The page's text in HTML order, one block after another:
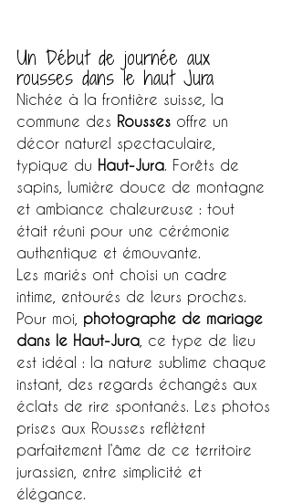
Un Début de journée aux
rousses dans le haut Jura
Nichée à la frontière suisse, la
commune des Rousses offre un
décor naturel spectaculaire,
typique du Haut-Jura. Forêts de
sapins, lumière douce de montagne
et ambiance chaleureuse : tout
était réuni pour une cérémonie
authentique et émouvante.
Les mariés ont choisi un cadre
intime, entourés de leurs proches.
Pour moi, photographe de mariage
dans le Haut-Jura , ce type de lieu
est idéal : la nature sublime chaque
instant, des regards échangés aux
éclats de rire spontanés. Les photos
prises aux Rousses reflètent
parfaitement l’âme de ce territoire
jurassien, entre simplicité et
élégance.